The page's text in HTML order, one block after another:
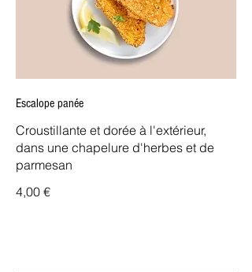
Escalope panée
Croustillante et dorée à l'extérieur,
dans une chapelure d'herbes et de
parmesan
4,00 €